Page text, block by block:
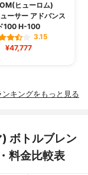
ヒューロム)
ーサー アドバンス
100 H-100
3.15
¥47,777
ンキングをもっと見る
ボトルブレン
料金比較表